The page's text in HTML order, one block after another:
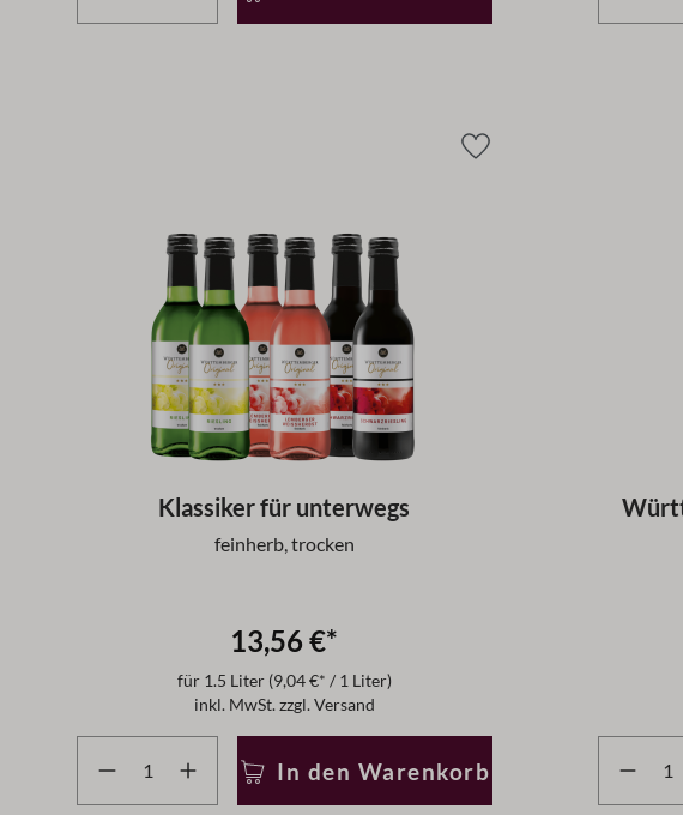
Klassiker für unterwegs
feinherb, trocken
13,56 €*
für 1.5 Liter (9,04 €* / 1 Liter)
inkl. MwSt. zzgl. Versand
In den Warenkorb